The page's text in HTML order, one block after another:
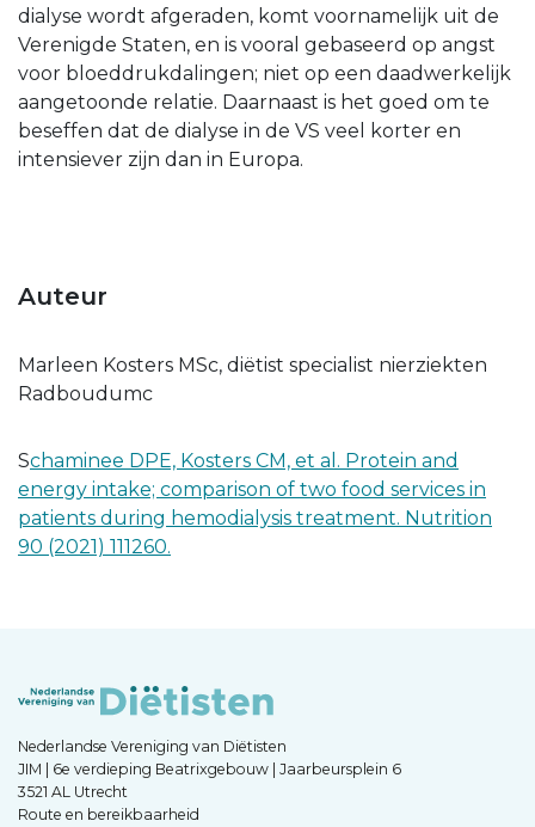
dialyse wordt afgeraden, komt voornamelijk uit de
Verenigde Staten, en is vooral gebaseerd op angst
voor bloeddrukdalingen; niet op een daadwerkelijk
aangetoonde relatie. Daarnaast is het goed om te
beseffen dat de dialyse in de VS veel korter en
intensiever zijn dan in Europa.
Auteur
Marleen Kosters MSc, diëtist specialist nierziekten
Radboudumc
Schaminee DPE, Kosters CM, et al. Protein and
energy intake; comparison of two food services in
patients during hemodialysis treatment. Nutrition
90 (2021) 111260.
Nederlandse Vereniging van Diëtisten
JIM | 6e verdieping Beatrixgebouw | Jaarbeursplein 6
3521 AL Utrecht
Route en bereikbaarheid